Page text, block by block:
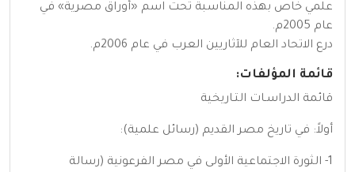
علمي خاص بهذه المناسبة تحت اسم «أوراق مصرية» في
عام 2005م.
درع الاتحاد العام للآثاريين العرب في عام 2006م.
قائمة المؤلفات:
قائمة الدراسـات التـاريخية
أولاً: في تاريخ مصر القديم (رسائل علمية):
1- الثورة الاجتماعية الأولى في مصر الفرعونية (رسالة